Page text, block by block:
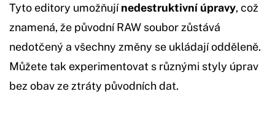
Tyto editory umožňujínedestruktivní úpravy, což
znamená, že původní RAW soubor zůstává
nedotčený a všechny změny se ukládají odděleně.
Můžete tak experimentovat s různými styly úprav
bez obav ze ztráty původních dat.